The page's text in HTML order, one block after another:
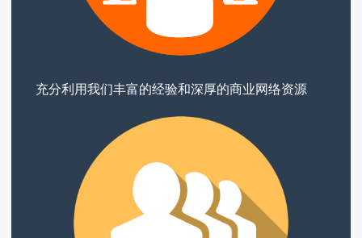
充分利用我们丰富的经验和深厚的商业网络资源